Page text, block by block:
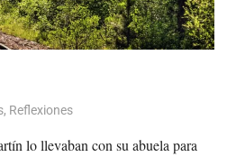
, Reflexiones
lo llevaban con su abuela para